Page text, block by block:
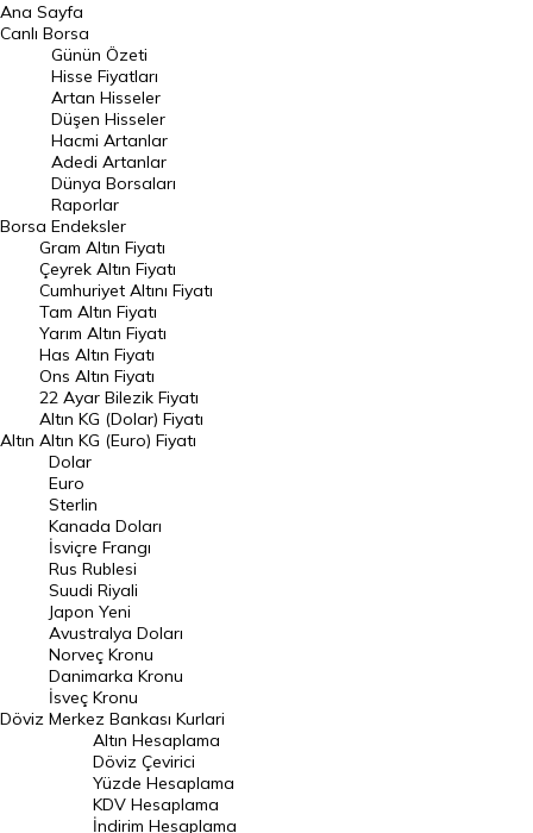
BIST 100 Hisseleri
En Çok Artan Hisseler
En Çok Düşen Hisseler
Hacmi Artanlar
Geçmiş Kapanışlar
Dünya Borsaları
Raporlar
Endeksler
DÖVİZ
Döviz Kuru
Dolar Kuru
Euro Kuru
Pound Kuru
Frank Kuru
Riyal Kuru
Avustralya Doları
Danimarka Kronu Kuru
Kanada Doları Kuru
Norveç Kronu Kuru
İsveç Kronu Kuru
Japon Yeni Kuru
Ana Sayfa
Canlı Borsa
Borsa
Günün Özeti
Hisse Fiyatları
Artan Hisseler
Düşen Hisseler
Hacmi Artanlar
Adedi Artanlar
Dünya Borsaları
Raporlar
Endeksler
Altın
Gram Altın Fiyatı
Çeyrek Altın Fiyatı
Cumhuriyet Altını Fiyatı
Tam Altın Fiyatı
Yarım Altın Fiyatı
Has Altın Fiyatı
Ons Altın Fiyatı
22 Ayar Bilezik Fiyatı
Altın KG (Dolar) Fiyatı
Altın KG (Euro) Fiyatı
Döviz
Dolar
Euro
Sterlin
Kanada Doları
İsviçre Frangı
Rus Rublesi
Suudi Riyali
Japon Yeni
Avustralya Doları
Norveç Kronu
Danimarka Kronu
İsveç Kronu
Merkez Bankası Kurlari
Altın Hesaplama
Döviz Çevirici
Yüzde Hesaplama
KDV Hesaplama
İndirim Hesaplama